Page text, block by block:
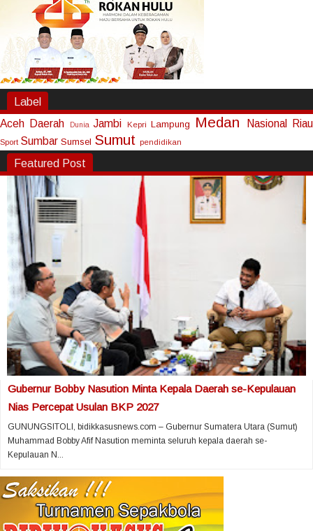
Label
Aceh Daerah Dunia Jambi Kepri Lampung Medan Nasional Riau
Sport Sumbar Sumsel Sumut pendidikan
Featured Post
Gubernur Bobby Nasution Minta Kepala Daerah se-Kepulauan
Nias Percepat Usulan BKP 2027
GUNUNGSITOLI, bidikkasusnews.com – Gubernur Sumatera Utara (Sumut)
Muhammad Bobby Afif Nasution meminta seluruh kepala daerah se-
Kepulauan N...